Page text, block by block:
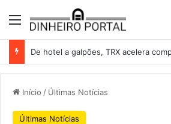
Menu
Início / Últimas Notícias
Últimas Notícias